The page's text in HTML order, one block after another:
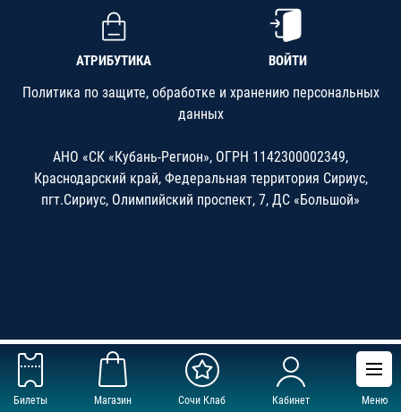
Билеты Магазин Сочи Клаб Кабинет Меню
АТРИБУТИКА ВОЙТИ
Политика по защите, обработке и хранению персональных
данных
АНО «СК «Кубань-Регион», ОГРН 1142300002349,
Краснодарский край, Федеральная территория Сириус,
пгт.Сириус, Олимпийский проспект, 7, ДС «Большой»